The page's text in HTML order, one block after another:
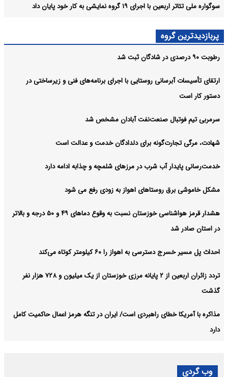
سوگواره ملی تئاتر اربعین با اجرای ۱۹ گروه نمایشی به کار خود پایان داد
پربازدیدترین گروه
رطوبت ۹۰ درصدی در شادگان ثبت شد
ارتقای تأسیسات آبرسانی روستایی با اجرای برنامه‌های فنی و زیرساختی در
دستور کار است
سرمربی تیم فوتبال صنعت‌نفت آبادان مشخص شد
شهادت، مرگی تجارت‌گونه برای دلدادگان خدمت و عدالت است
خدمت‌رسانی پایدار آب شرب در مرزهای شلمچه و چذابه ادامه دارد
مشکل خاموشی برق روستاهای اهواز به زودی رفع می شود
هشدار قرمز هواشناسی خوزستان نسبت به وقوع دما‌های ۴۹ و ۵۰ درجه و بالاتر
در استان صادر شد
احداث پل مسیر خسرج دسترسی به اهواز را ۶۰ کیلومتر کوتاه می‌کند
تردد زائران اربعین از ۲ پایانه مرزی خوزستان از یک میلیون و ۷۲۸ هزار نفر
گذشت
مذاکره با آمریکا خطای راهبردی است/ ایران در تنگه هرمز اعمال حاکمیت کامل
دارد
وب گردی